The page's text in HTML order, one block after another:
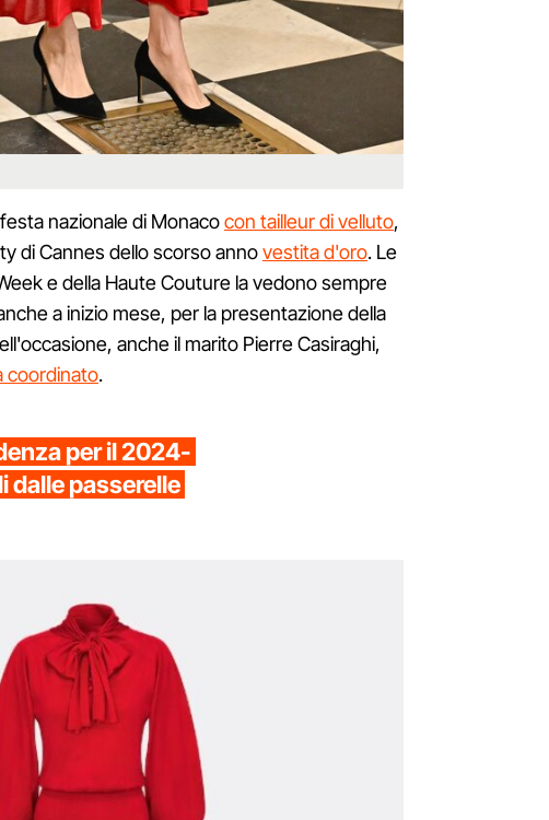
nazionale di Monacocon tailleur di velluto,
di Cannes dello scorso annovestita d'oro. Le
e della Haute Couture la vedono sempre
a inizio mese, per la presentazione della
anche il marito Pierre Casiraghi,
coordinato.
per il 2024-
dalle passerelle